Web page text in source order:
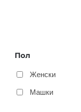
Пол
Женски
Машки